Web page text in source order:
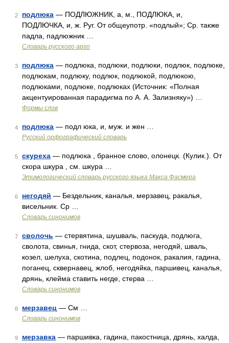
2 подлюка — ПОДЛЮЖНИК, а, м., ПОДЛЮКА, и,
ПОДЛЮЧКА, и, ж. Руг. От общеупотр. «подлый»; Ср. также
падла, падлюжник …
Словарь русского арго
3 подлюка — подлюка, подлюки, подлюки, подлюк, подлюке,
подлюкам, подлюку, подлюк, подлюкой, подлюкою,
подлюками, подлюке, подлюках (Источник: «Полная
акцентуированная парадигма по А. А. Зализняку») …
Формы слов
4 подлюка — подл юка, и, муж. и жен …
Русский орфографический словарь
5 скуреха — подлюка , бранное слово, олонецк. (Кулик.). От
скора шкура , см. шкура …
Этимологический словарь русского языка Макса Фасмера
6 негодяй — Бездельник, каналья, мерзавец, ракалья,
висельник. Ср …
Словарь синонимов
7 сволочь — стервятина, шушваль, паскуда, подлюга,
сволота, свинья, гнида, скот, стервоза, негодяй, шваль,
козел, шелуха, скотина, подлец, подонок, ракалия, гадина,
поганец, сквернавец, жлоб, негодяйка, паршивец, каналья,
дрянь, клейма ставить негде, стерва …
Словарь синонимов
8 мерзавец — См …
Словарь синонимов
9 мерзавка — паршивка, гадина, пакостница, дрянь, халда,